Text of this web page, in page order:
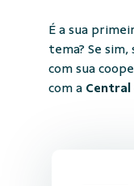
É a sua
tema? Se
com sua
com a Central